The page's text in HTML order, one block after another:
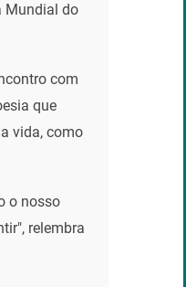
Mundial do
com
que
vida, como
o nosso
relembra